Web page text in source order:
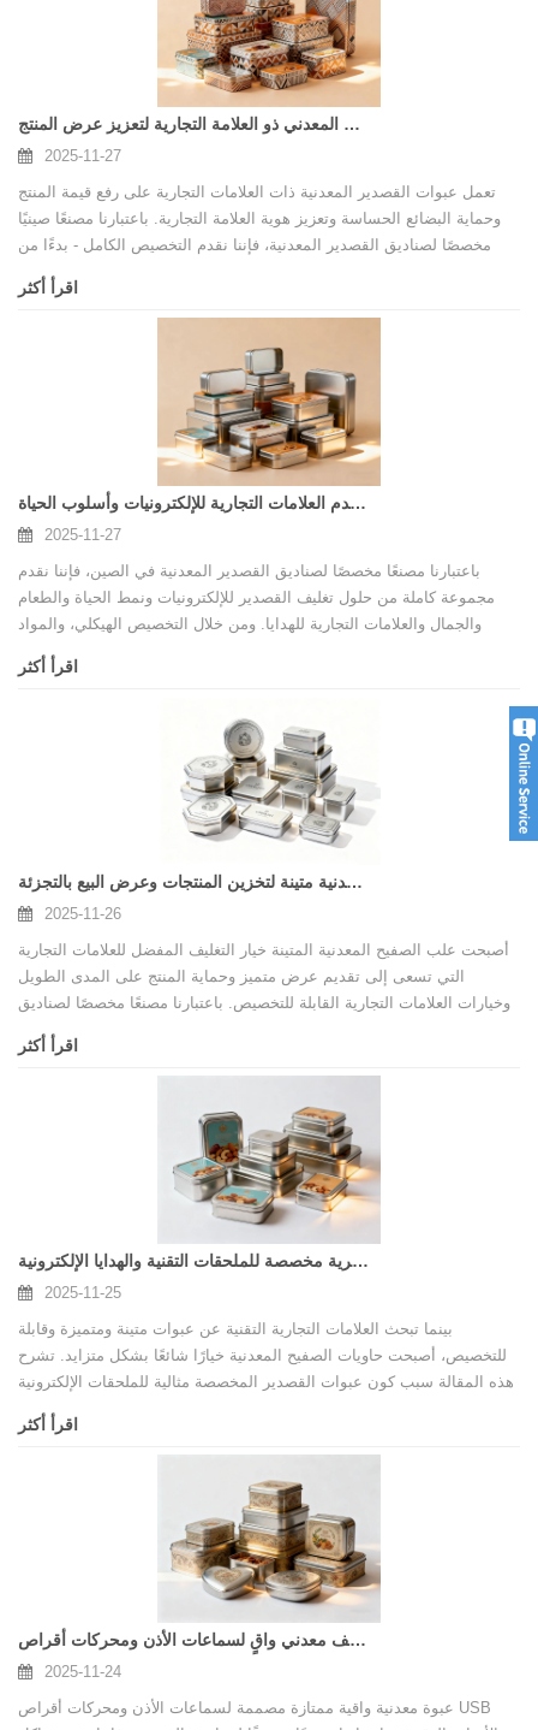
تغليف القصدير المعدني ذو العلامة التجارية لتعزيز عرض المنتج
2025-11-27
تعمل عبوات القصدير المعدنية ذات العلامات التجارية على رفع قيمة المنتج
وحماية البضائع الحساسة وتعزيز هوية العلامة التجارية. باعتبارنا مصنعًا صينيًا
مخصصًا لصناديق القصدير المعدنية، فإننا نقدم التخصيص الكامل - بدءًا من
الهيكل وحتى الطباعة - للأغذية والهدايا ومستحضرات التجميل والإلكترونيات
والمنتجات الموسمية. إن اختيار الشريك المناسب يضمن الجودة المتسقة
اقرأ أكثر
مصنع علب الصفيح المخصص في الصين - يخدم العلامات التجارية للإلكترونيات وأسلوب الحياة
2025-11-27
باعتبارنا مصنعًا مخصصًا لصناديق القصدير المعدنية في الصين، فإننا نقدم
مجموعة كاملة من حلول تغليف القصدير للإلكترونيات ونمط الحياة والطعام
والجمال والعلامات التجارية للهدايا. ومن خلال التخصيص الهيكلي، والمواد
الغذائية، وإمكانيات الطباعة المتقدمة، نساعد العلامات التجارية العالمية على
تمييز عبواتها وتعزيز هوية المنتج. تشرح هذه المقالة سبب اختيار العلامات
اقرأ أكثر
علب صفيح معدنية متينة لتخزين المنتجات وعرض البيع بالتجزئة
2025-11-26
أصبحت علب الصفيح المعدنية المتينة خيار التغليف المفضل للعلامات التجارية
التي تسعى إلى تقديم عرض متميز وحماية المنتج على المدى الطويل
وخيارات العلامات التجارية القابلة للتخصيص. باعتبارنا مصنعًا مخصصًا لصناديق
القصدير المعدنية في الصين، فإننا نقدم حلولًا مخصصة بالكامل تغطي الهيكل
والحجم والطباعة والقوالب والتعبئة والتغليف. تشرح هذه المقالة سبب اختيار
اقرأ أكثر
حاويات قصديرية مخصصة للملحقات التقنية والهدايا الإلكترونية
2025-11-25
بينما تبحث العلامات التجارية التقنية عن عبوات متينة ومتميزة وقابلة
للتخصيص، أصبحت حاويات الصفيح المعدنية خيارًا شائعًا بشكل متزايد. تشرح
هذه المقالة سبب كون عبوات القصدير المخصصة مثالية للملحقات الإلكترونية
ومجموعات الهدايا، وتسلط الضوء على مزايا العمل مباشرة مع مصنع مخصص
لعلب القصدير المعدنية في الصين، وتوفر إرشادات حول كيفية اختيار شركة
في أن الشراكة مع مورد متخصص لحاويات القصدير المعدنية يمكن أن يؤدي
اقرأ أكثر
تغليف معدني واقٍ لسماعات الأذن ومحركات أقراص USB والأدوات
2025-11-24
عبوة معدنية واقية ممتازة مصممة لسماعات الأذن ومحركات أقراص USB